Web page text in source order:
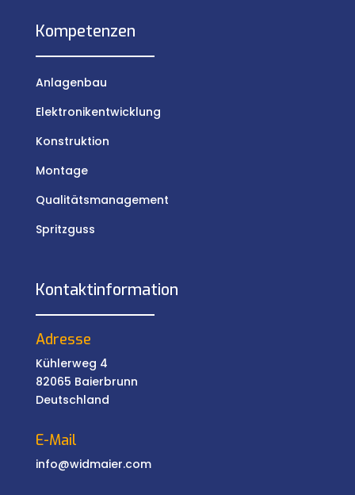
Kompetenzen
Anlagenbau
Elektronikentwicklung
Konstruktion
Montage
Qualitätsmanagement
Spritzguss
Kontaktinformation
Adresse
Kühlerweg 4
82065 Baierbrunn
Deutschland
E-Mail
info@widmaier.com